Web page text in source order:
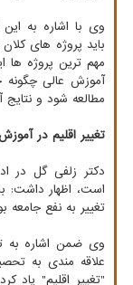
وی با اشاره به
باید پروژه های
مهم ترین پروژه
آموزش عالی
مطالعه شود و نتایج
تغییر اقلیم در
دکتر زلفی گل در
است، اظهار داشت:
تغییر به نفع جامعه
وی ضمن اشاره به
علاقه مندی به
"تغییر اقلیم" یاد